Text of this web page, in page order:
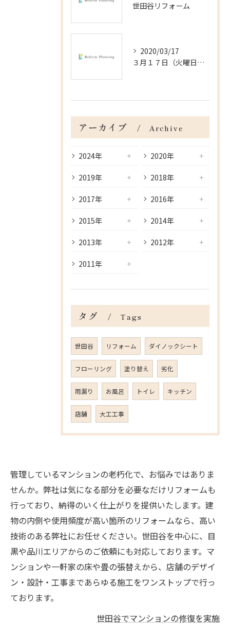
世田谷リフォーム
2020/03/17
３月１７日（火曜日）＠杉並区の戸建の内装工事
アーカイブ Archive
2024年 2020年
2019年 2018年
2017年 2016年
2015年 2014年
2013年 2012年
2011年
タグ Tags
世田谷 リフォーム ダイノックシート
フローリング 塗り替え 劣化
雨漏り お風呂 トイレ キッチン
店舗 大工工事
管理しているマンションの老朽化で、お悩みではありま
せんか。弊社は気になる部分を必要なだけリフォームも
行っており、納得のいく仕上がりを提供いたします。建
物の内側や使用頻度が高い箇所のリフォームなら、高い
技術のある弊社にお任せください。世田谷を中心に、目
黒や品川エリアからのご依頼にも対応しております。マ
ンションや一軒家の床や畳の張替えから、店舗のデザイ
ン・設計・工事まであらゆる施工をワンストップで行っ
ております。
世田谷でマンションの修復を実施